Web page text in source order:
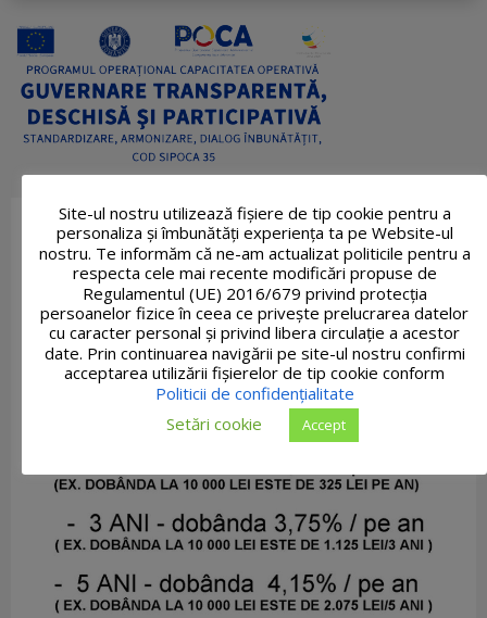
Site-ul nostru utilizează fişiere de tip cookie pentru a
personaliza și îmbunătăți experiența ta pe Website-ul
nostru. Te informăm că ne-am actualizat politicile pentru a
respecta cele mai recente modificări propuse de
Regulamentul (UE) 2016/679 privind protecția
persoanelor fizice în ceea ce privește prelucrarea datelor
cu caracter personal și privind libera circulație a acestor
date. Prin continuarea navigării pe site-ul nostru confirmi
acceptarea utilizării fişierelor de tip cookie conform
Politicii de confidențialitate
Setări cookie
Accept